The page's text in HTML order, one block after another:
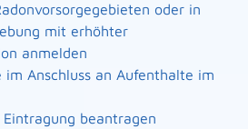
oder in
mit erhöhter
anmelden
im Anschluss an Aufenthalte im
beantragen